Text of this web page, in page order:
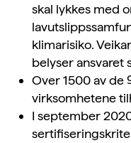
skal lykkes med
klimarisiko.
belyser ansvaret
Over 1500 av
virksomhetene
I september